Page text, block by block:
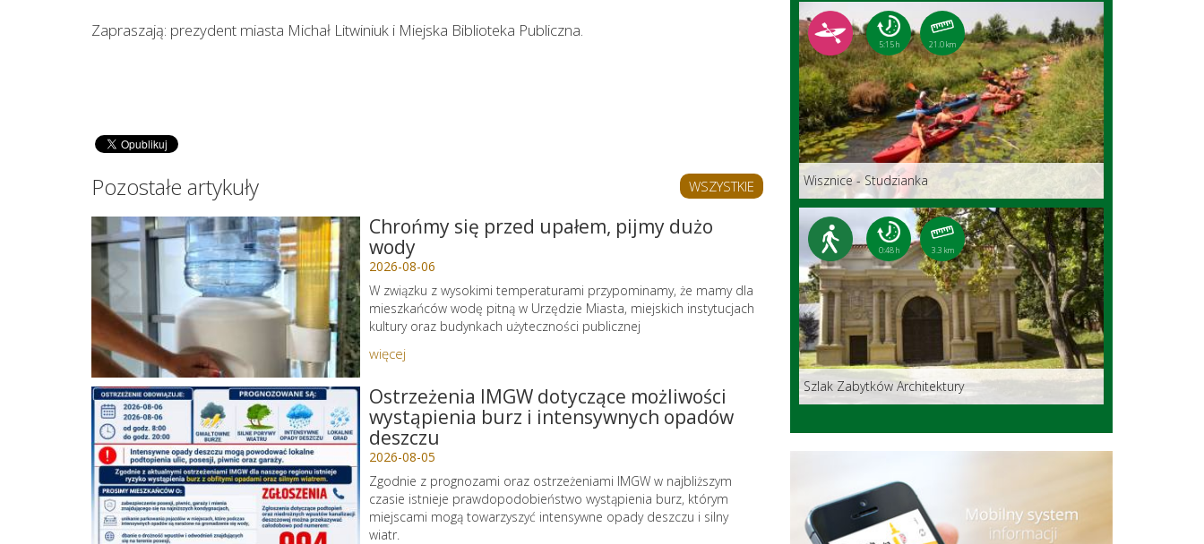
Zapraszają: prezydent miasta Michał Litwiniuk i Miejska Biblioteka Publiczna.
Pozostałe artykuły WSZYSTKIE
Chrońmy się przed upałem, pijmy dużo
wody
2026-08-06
W związku z wysokimi temperaturami przypominamy, że mamy dla
mieszkańców wodę pitną w Urzędzie Miasta, miejskich instytucjach
kultury oraz budynkach użyteczności publicznej
więcej
Ostrzeżenia IMGW dotyczące możliwości
wystąpienia burz i intensywnych opadów
deszczu
2026-08-05
Zgodnie z prognozami oraz ostrzeżeniami IMGW w najbliższym
czasie istnieje prawdopodobieństwo wystąpienia burz, którym
miejscami mogą towarzyszyć intensywne opady deszczu i silny
wiatr.
5:15 h 21.0 km
Wisznice - Studzianka
0:48 h 3.3 km
Szlak Zabytków Architektury